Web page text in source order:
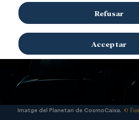
Imatge del Planetari de CosmoCaixa. ©
Refusar
Acceptar